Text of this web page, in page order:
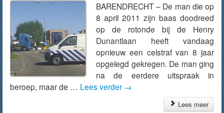
BARENDRECHT – De man die op
8 april 2011 zijn baas doodreed
op de rotonde bij de Henry
Dunantlaan heeft vandaag
opnieuw een celstraf van 8 jaar
opgelegd gekregen. De man ging
na de eerdere uitspraak in
beroep, maar de … Lees verder →
Lees meer